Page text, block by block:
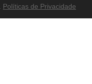
Políticas de Privacidade